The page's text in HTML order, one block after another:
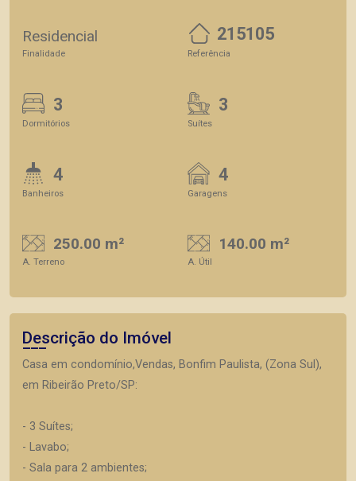
Residencial
Finalidade
215105
Referência
3
Dormitórios
3
Suítes
4
Banheiros
4
Garagens
250.00 m²
A. Terreno
140.00 m²
A. Útil
Descrição do Imóvel
Casa em condomínio,Vendas, Bonfim Paulista, (Zona Sul),
em Ribeirão Preto/SP:
- 3 Suítes;
- Lavabo;
- Sala para 2 ambientes;